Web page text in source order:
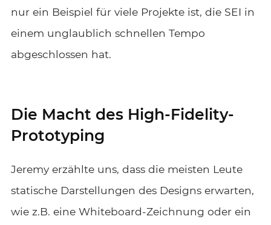
nur ein Beispiel für viele Projekte ist, die SEI in
einem unglaublich schnellen Tempo
abgeschlossen hat.
Die Macht des High-Fidelity-
Prototyping
Jeremy erzählte uns, dass die meisten Leute
statische Darstellungen des Designs erwarten,
wie z.B. eine Whiteboard-Zeichnung oder ein